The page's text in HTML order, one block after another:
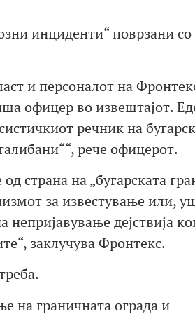
инциденти“ поврзани со
и персоналот на
офицер во извештајот.
речник на
рече офицерот.
страна на „бугарската
за известување или,
дејствија
заклучува Фронтекс.
на граничната ограда и